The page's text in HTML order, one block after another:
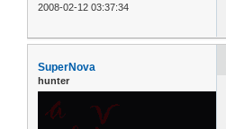
2008-02-12 03:37:34
SuperNova
hunter